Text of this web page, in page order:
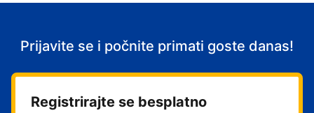
Prijavite se i počnite primati goste danas!
Registrirajte se besplatno